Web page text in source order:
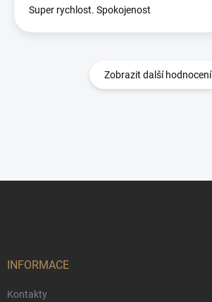
Super rychlost. Spokojenost
Zobrazit další hodnocení
INFORMACE
Kontakty